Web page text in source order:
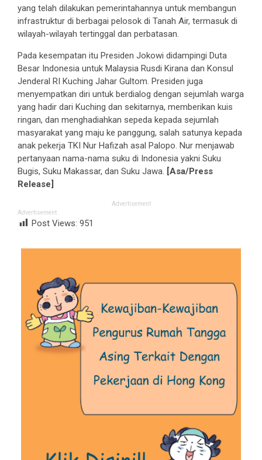
yang telah dilakukan pemerintahannya untuk membangun
infrastruktur di berbagai pelosok di Tanah Air, termasuk di
wilayah-wilayah tertinggal dan perbatasan.
Pada kesempatan itu Presiden Jokowi didampingi Duta
Besar Indonesia untuk Malaysia Rusdi Kirana dan Konsul
Jenderal RI Kuching Jahar Gultom. Presiden juga
menyempatkan diri untuk berdialog dengan sejumlah warga
yang hadir dari Kuching dan sekitarnya, memberikan kuis
ringan, dan menghadiahkan sepeda kepada sejumlah
masyarakat yang maju ke panggung, salah satunya kepada
anak pekerja TKI Nur Hafizah asal Palopo. Nur menjawab
pertanyaan nama-nama suku di Indonesia yakni Suku
Bugis, Suku Makassar, dan Suku Jawa.
[Asa/Press
Release]
Advertisement
Advertisement
Post Views: 951